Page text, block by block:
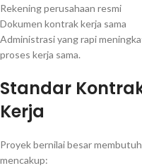
Rekening perusahaan resmi
Dokumen kontrak kerja sama
Administrasi yang rapi
proses kerja sama.
Standar
Kerja
Proyek bernilai besar
mencakup: